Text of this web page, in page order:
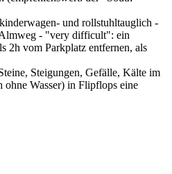
und rollstuhltauglich -
Almweg - "very difficult": ein
2h vom Parkplatz entfernen, als
Steigungen, Gefälle, Kälte im
Wasser) in Flipflops eine